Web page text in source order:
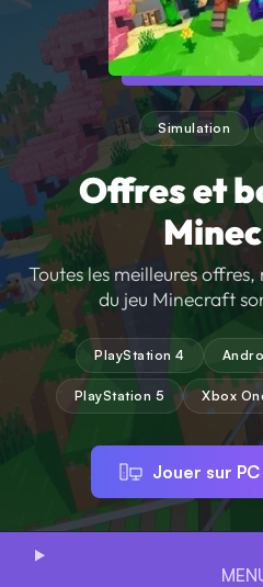
Simulation
Offres et
Toutes les meilleures
du jeu Minecraft
PlayStation 4
PlayStation 5 Xbox
Jouer sur